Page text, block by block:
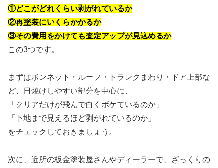
①どこがどれくらい剥がれているか
②再塗装にいくらかかるか
③その費用をかけても査定アップが見込めるか
この3つです。
まずはボンネット・ルーフ・トランクまわり・ドア上部な
ど、日焼けしやすい部分を中心に、
「クリアだけが飛んで白くボケているのか」
「下地まで見えるほど剥がれているのか」
をチェックしておきましょう。
次に、近所の板金塗装屋さんやディーラーで、ざっくりの